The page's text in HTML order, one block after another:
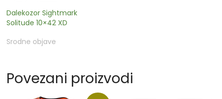
Dalekozor Sightmark
Solitude 10×42 XD
Srodne objave
Povezani proizvodi